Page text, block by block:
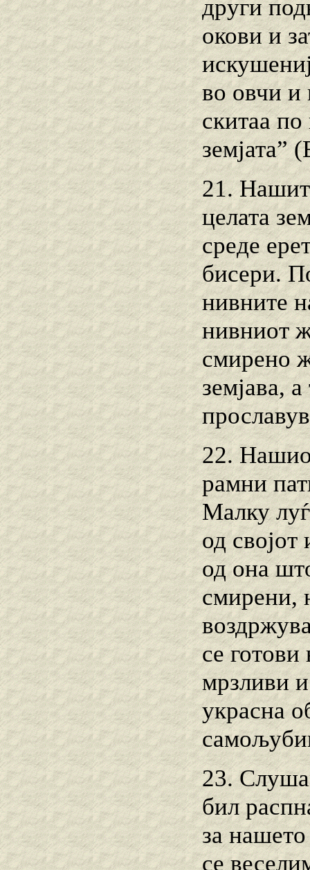
други
окови и
во овчи и
скитаа
земјата”
21.
целата
среде
бисери.
нивните
нивниот
смирено
земјава,
22.
рамни
Малку
од
од она
смирени,
се готови
мрзливи
украсна
23.
бил
за
се